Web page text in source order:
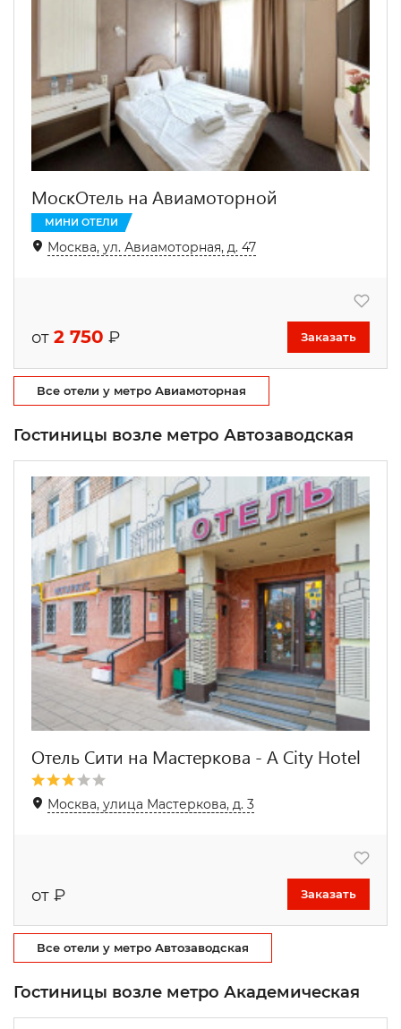
МоскОтель на Авиамоторной
МИНИ ОТЕЛИ
Москва, ул. Авиамоторная, д. 47
от 2 750 ₽ Заказать
Все отели у метро Авиамоторная
Гостиницы возле метро Автозаводская
Отель Сити на Мастеркова - A City Hotel
Москва, улица Мастеркова, д. 3
от ₽ Заказать
Все отели у метро Автозаводская
Гостиницы возле метро Академическая